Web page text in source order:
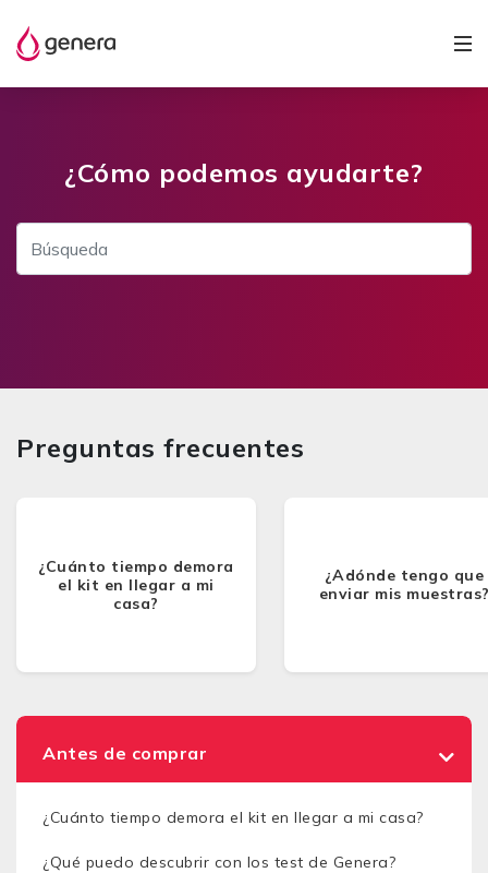
¿Cómo podemos ayudarte?
Preguntas frecuentes
¿Cuánto tiempo demora
el kit en llegar a mi
casa?
¿Adónde tengo que
enviar mis
Antes de comprar
¿Cuánto tiempo demora el kit en llegar a mi casa?
¿Qué puedo descubrir con los test de Genera?